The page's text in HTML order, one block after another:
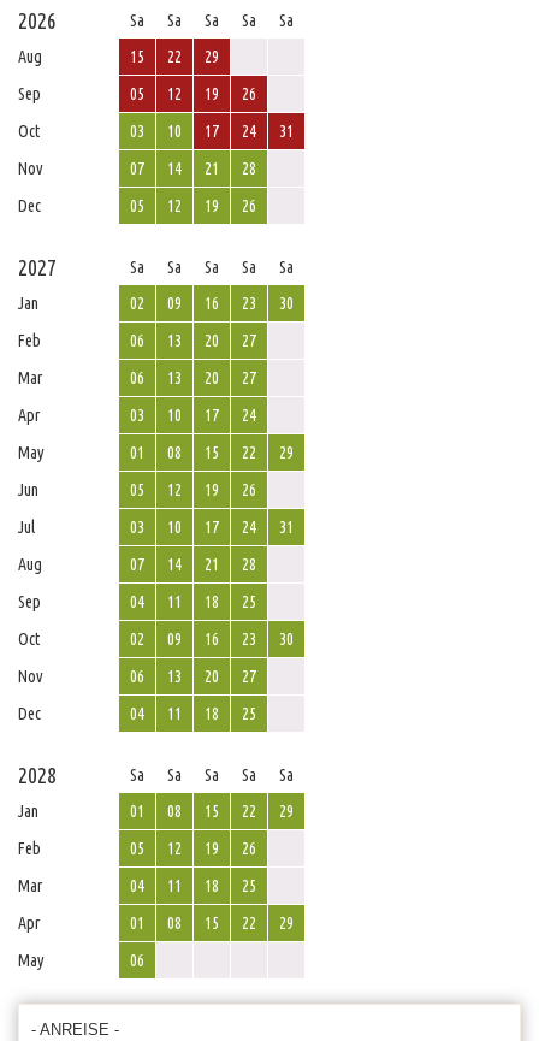
2026
Sa Sa Sa Sa
Sa
Aug
15 22
29
Sep
05 12 19
26
Oct
03 10 17 24
31
Nov
07 14 21
28
Dec
05 12 19 26
2027 Sa Sa Sa Sa
Sa
Jan
02 09 16 23
30
Feb
06 13 20
27
Mar
06 13 20
27
Apr
03 10 17
24
May
01 08 15 22
29
Jun
05 12 19
26
Jul
03 10 17 24
31
Aug
07 14 21
28
Sep
04 11 18
25
Oct
02 09 16 23
30
Nov
06 13 20
27
Dec
04 11 18 25
2028 Sa Sa Sa Sa
Sa
Jan
01 08 15 22
29
Feb
05 12 19
26
Mar
04 11 18
25
Apr
01 08 15 22
29
May
06
- ANREISE -